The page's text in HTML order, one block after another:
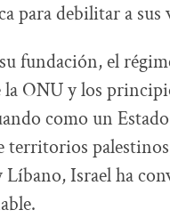
para debilitar a sus
fundación, el
la ONU y los
como un
territorios
Israel ha